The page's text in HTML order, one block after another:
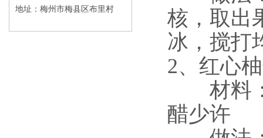
地址：梅州市梅县区布里村
核，取出
冰，搅打
2、红心
材料：
醋少许